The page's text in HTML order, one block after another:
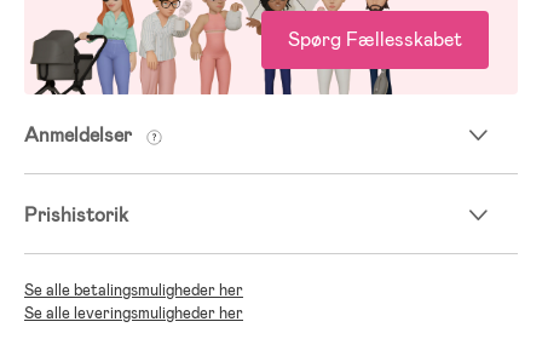
Spørg Fællesskabet
Anmeldelser
Prishistorik
Se alle betalingsmuligheder her
Se alle leveringsmuligheder her